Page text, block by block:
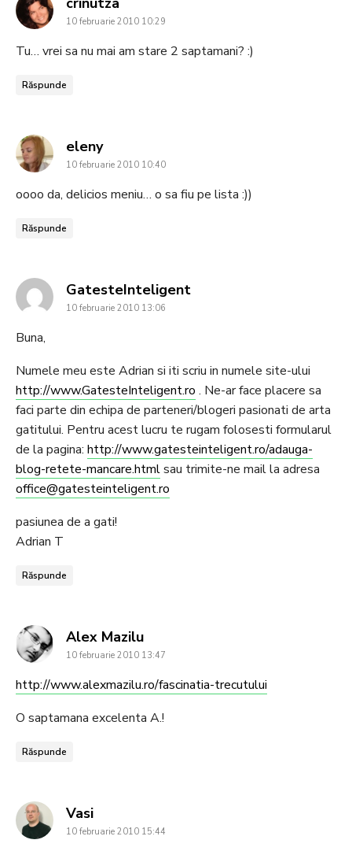
10 februarie 2010 10:29
Tu… vrei sa nu mai am stare 2 saptamani? :)
Răspunde
elenysays:
10 februarie 2010 10:40
oooo da, delicios meniu… o sa fiu pe lista :))
Răspunde
GatesteInteligentsays:
10 februarie 2010 13:06
Buna,
Numele meu este Adrian si iti scriu in numele site-ului
http://www.GatesteInteligent.ro . Ne-ar face placere sa
faci parte din echipa de parteneri/blogeri pasionati de arta
gatitului. Pentru acest lucru te rugam folosesti formularul
de la pagina: http://www.gatesteinteligent.ro/adauga-
blog-retete-mancare.htmlsau trimite-ne mail la adresa
office@gatesteinteligent.ro
pasiunea de a gati!
Adrian T
Răspunde
Alex Mazilusays:
10 februarie 2010 13:47
http://www.alexmazilu.ro/fascinatia-trecutului
O saptamana excelenta A.!
Răspunde
Vasisays:
10 februarie 2010 15:44